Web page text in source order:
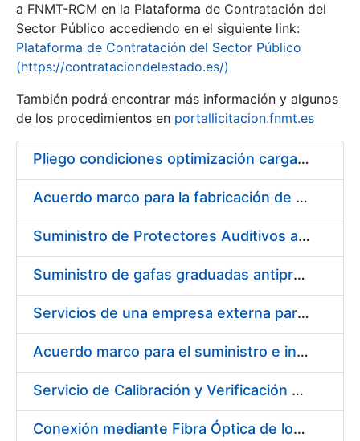
a FNMT-RCM en la Plataforma de Contratación del
Sector Público accediendo en el siguiente link:
Plataforma de Contratación del Sector Público
(https://contrataciondelestado.es/)
También podrá encontrar más información y algunos
de los procedimientos en portallicitacion.fnmt.es
Pliego condiciones optimización cargas compras firmado
Acuerdo marco para la fabricación de piezas
Suministro de Protectores Auditivos a medida para las personas trabajadoras de los Centros de Trabajo de Madrid y Burgos
Suministro de gafas graduadas antiproyecciones para los trabajadores de la FNMT-RCM en los centros de trabajo de Madrid y Burgos
Servicios de una empresa externa para el asesoramiento y resolución de los recursos de alzada que se presentan relacionados con procesos de selección para la FNMT-RCM
Acuerdo marco para el suministro e instalación de persianas, estores y otros complementos
Servicio de Calibración y Verificación Externa de los Equipos de Medición del Servicio de Prevención de la FNMT-RCM
Conexión mediante Fibra Óptica de los Centros de Proceso de Datos (CPDs) de las sedes de la FNMT-RCM de Burgos y Madrid